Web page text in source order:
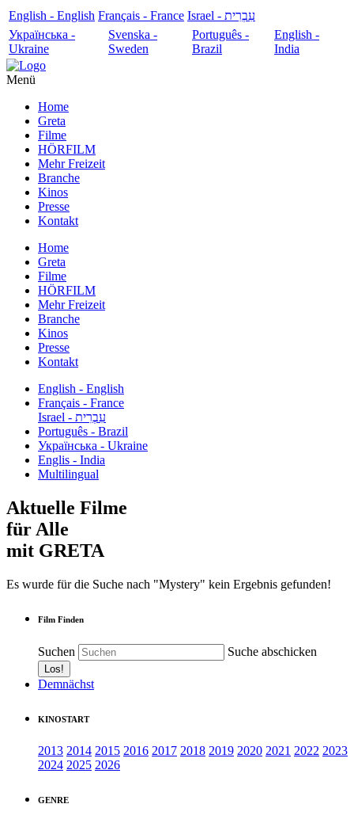
English - English Français - France
עִבְרִית - Israel
Українська -
Ukraine
Svenska -
Sweden
Português -
Brazil
English -
India
Menü
Home
Greta
Filme
HÖRFILM
Mehr Freizeit
Branche
Kinos
Presse
Kontakt
Home
Greta
Filme
HÖRFILM
Mehr Freizeit
Branche
Kinos
Presse
Kontakt
English - English
Français - France
עִבְרִית - Israel
Português - Brazil
Українська - Ukraine
Englis - India
Multilingual
Aktuelle Filme
für Alle
mit GRETA
Es wurde für die Suche nach "Mystery" kein Ergebnis gefunden!
Film Finden
Suchen Suche abschicken
Demnächst
KINOSTART
2013 2014 2015 2016 2017 2018 2019 2020 2021 2022 2023
2024 2025 2026
GENRE